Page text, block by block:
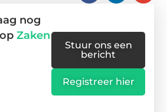
nog
Zaken
Stuur ons een
bericht
Registreer hier